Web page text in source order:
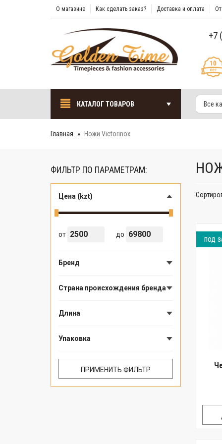
О магазине Как сделать заказ? Доставка и оплата
+7
КАТАЛОГ ТОВАРОВ Все
Главная Ножи Victorinox
ФИЛЬТР ПО ПАРАМЕТРАМ:
Цена (kzt)
от до
Бренд
Страна происхождения бренда
Длина
Упаковка
под